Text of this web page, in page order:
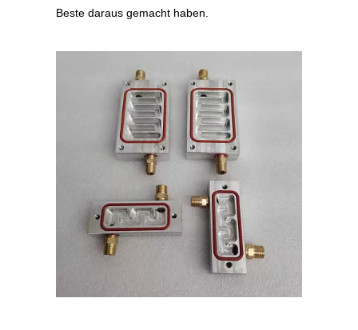
Beste daraus gemacht haben.